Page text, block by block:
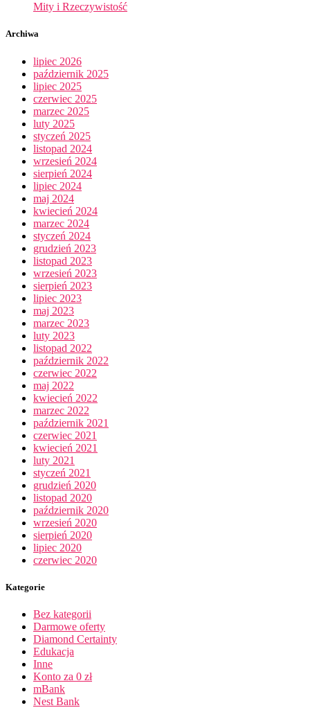
Mity i Rzeczywistość
Archiwa
lipiec 2026
październik 2025
lipiec 2025
czerwiec 2025
marzec 2025
luty 2025
styczeń 2025
listopad 2024
wrzesień 2024
sierpień 2024
lipiec 2024
maj 2024
kwiecień 2024
marzec 2024
styczeń 2024
grudzień 2023
listopad 2023
wrzesień 2023
sierpień 2023
lipiec 2023
maj 2023
marzec 2023
luty 2023
listopad 2022
październik 2022
czerwiec 2022
maj 2022
kwiecień 2022
marzec 2022
październik 2021
czerwiec 2021
kwiecień 2021
luty 2021
styczeń 2021
grudzień 2020
listopad 2020
październik 2020
wrzesień 2020
sierpień 2020
lipiec 2020
czerwiec 2020
Kategorie
Bez kategorii
Darmowe oferty
Diamond Certainty
Edukacja
Inne
Konto za 0 zł
mBank
Nest Bank